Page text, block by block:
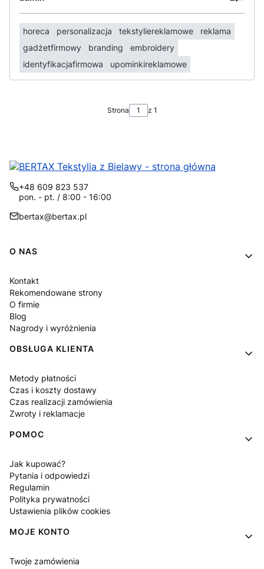
horeca personalizacja tekstyliereklamowe
reklama
gadżetfirmowy
branding
embroidery
identyfikacjafirmowa
upominkireklamowe
Strona z 1
+48 609 823 537
pon. - pt. / 8:00 - 16:00
bertax@bertax.pl
Linki w stopce
O NAS
Kontakt
Rekomendowane strony
O firmie
Blog
Nagrody i wyróżnienia
OBSŁUGA KLIENTA
Metody płatności
Czas i koszty dostawy
Czas realizacji zamówienia
Zwroty i reklamacje
POMOC
Jak kupować?
Pytania i odpowiedzi
Regulamin
Polityka prywatności
Ustawienia plików cookies
MOJE KONTO
Twoje zamówienia